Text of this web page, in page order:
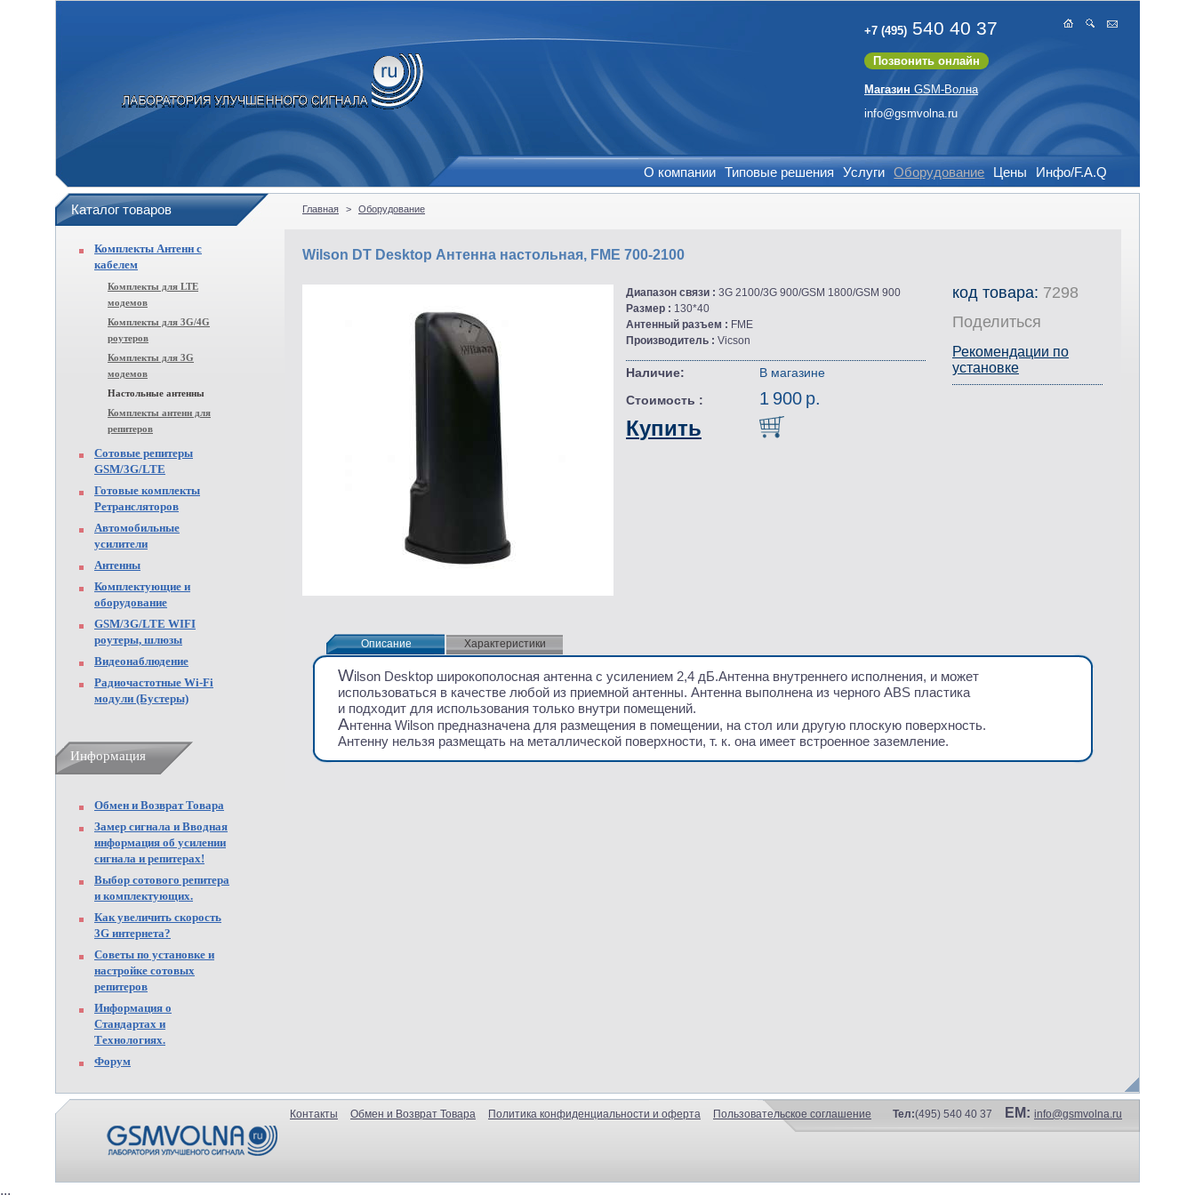
+7 (495) 540 40 37
Позвонить онлайн
Магазин GSM-Волна
info@gsmvolna.ru
О компании Типовые решения Услуги Оборудование Цены Инфо/F.A.Q
Каталог товаров
Комплекты Антенн с
кабелем
Комплекты для LTE
модемов
Комплекты для 3G/4G
роутеров
Комплекты для 3G
модемов
Настольные антенны
Комплекты антенн для
репитеров
Сотовые репитеры
GSM/3G/LTE
Готовые комплекты
Ретрансляторов
Автомобильные
усилители
Антенны
Комплектующие и
оборудование
GSM/3G/LTE WIFI
роутеры, шлюзы
Видеонаблюдение
Радиочастотные Wi-Fi
модули (Бустеры)
Информация
Обмен и Возврат Товара
Замер сигнала и Вводная
информация об усилении
сигнала и репитерах!
Выбор сотового репитера
и комплектующих.
Как увеличить скорость
3G интернета?
Советы по установке и
настройке сотовых
репитеров
Информация о
Стандартах и
Технологиях.
Форум
Главная > Оборудование
Wilson DT Desktop Антенна настольная, FME 700-2100
Диапазон связи : 3G 2100/3G 900/GSM 1800/GSM 900
Размер : 130*40
Антенный разъем : FME
Производитель : Vicson
Наличие:
В магазине
Стоимость :
1 900 р.
Купить
код товара: 7298
Поделиться
Рекомендации по
установке
Описание
Описание Характеристики
Wilson Desktop широкополосная антенна с усилением 2,4 дБ.Антенна внутреннего исполнения, и может
использоваться в качестве любой из приемной антенны. Антенна выполнена из черного ABS пластика
и подходит для использования только внутри помещений.
Антенна Wilson предназначена для размещения в помещении, на стол или другую плоскую поверхность.
Антенну нельзя размещать на металлической поверхности, т. к. она имеет встроенное заземление.
Контакты Обмен и Возврат Товара Политика конфиденциальности и оферта Пользовательское соглашение Тел:(495) 540 40 37 EM: info@gsmvolna.ru
...